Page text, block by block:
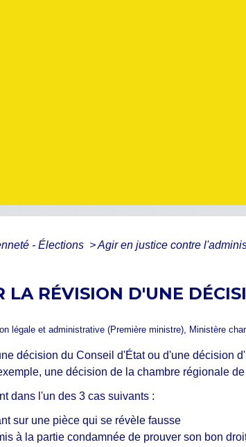
- Élections > Agir en justice contre
LA RÉVISION D'UNE
légale et administrative (Première ministre), Ministère
décision du Conseil d'État ou d'une décision
une décision de la chambre régionale
dans l'un des 3 cas suivants :
sur une pièce qui se révèle fausse
à la partie condamnée de prouver son bon